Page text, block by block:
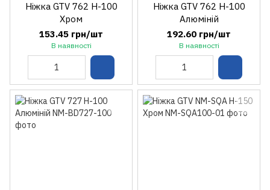
Ніжка GTV 762 H-100
Хром
153.45 грн/шт
В наявності
Ніжка GTV 762 H-100
Алюміній
192.60 грн/шт
В наявності